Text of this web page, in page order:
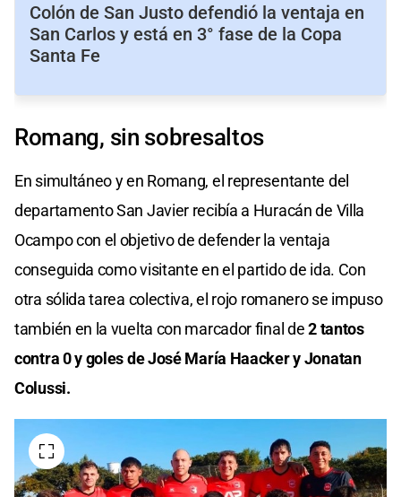
Colón de San Justo defendió la ventaja en
San Carlos y está en 3° fase de la Copa
Santa Fe
Romang, sin sobresaltos
En simultáneo y en Romang, el representante del
departamento San Javier recibía a Huracán de Villa
Ocampo con el objetivo de defender la ventaja
conseguida como visitante en el partido de ida. Con
otra sólida tarea colectiva, el rojo romanero se impuso
también en la vuelta con marcador final de2 tantos
contra 0 y goles de José María Haacker y Jonatan
Colussi.